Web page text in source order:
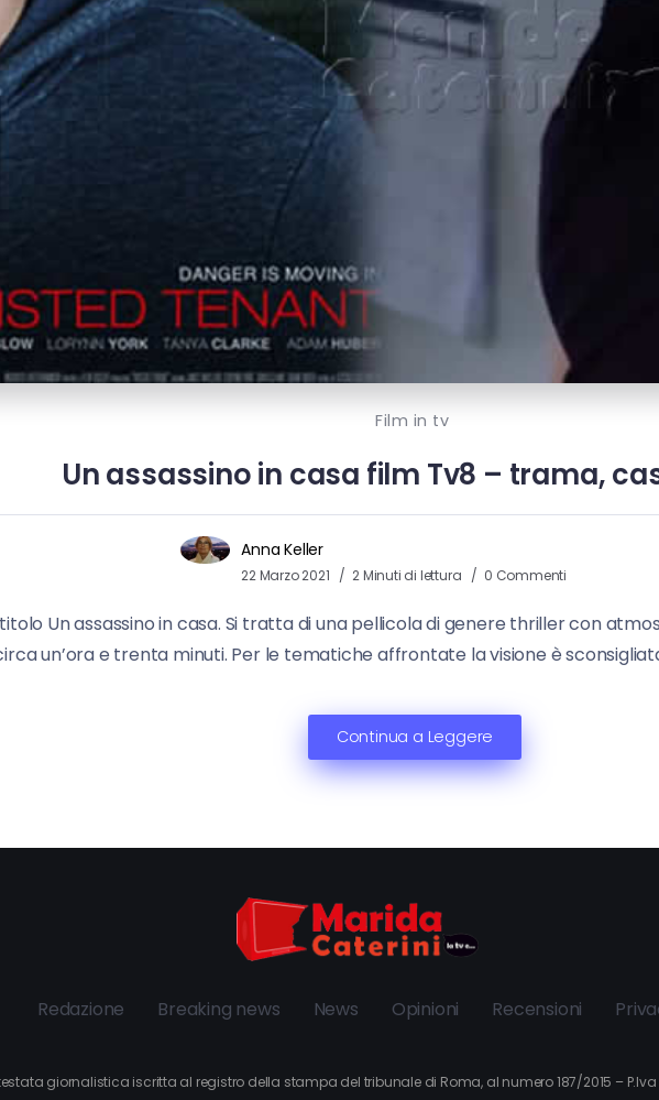
Film in tv
Un assassino in casa film Tv8 – trama,
Anna Keller
22 Marzo 2021 2 Minuti di lettura 0 Commenti
Un assassino in casa. Si tratta di una pellicola di genere thriller con
un’ora e trenta minuti. Per le tematiche affrontate la visione è
Continua a Leggere
Redazione Breaking news News Opinioni Recensioni
giornalistica iscritta al registro della stampa del tribunale di Roma, al numero 187/2015 –